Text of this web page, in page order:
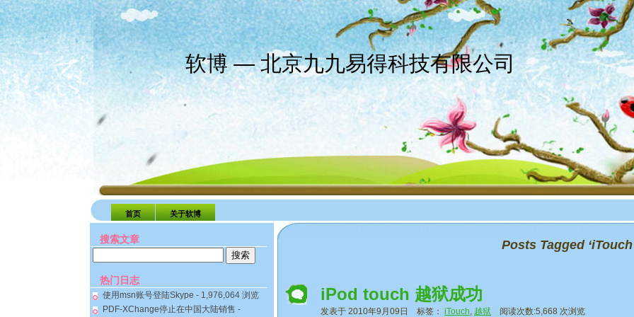
软博 — 北京九九易得科技有限公司
首页 关于软博
搜索文章
热门日志
使用msn账号登陆Skype - 1,976,064 浏览
PDF-XChange停止在中国大陆销售 -
Posts Tagged
iPod touch 越狱成功
发表于 2010年9月09日 标签： iTouch, 越狱 阅读次数:5,668 次浏览